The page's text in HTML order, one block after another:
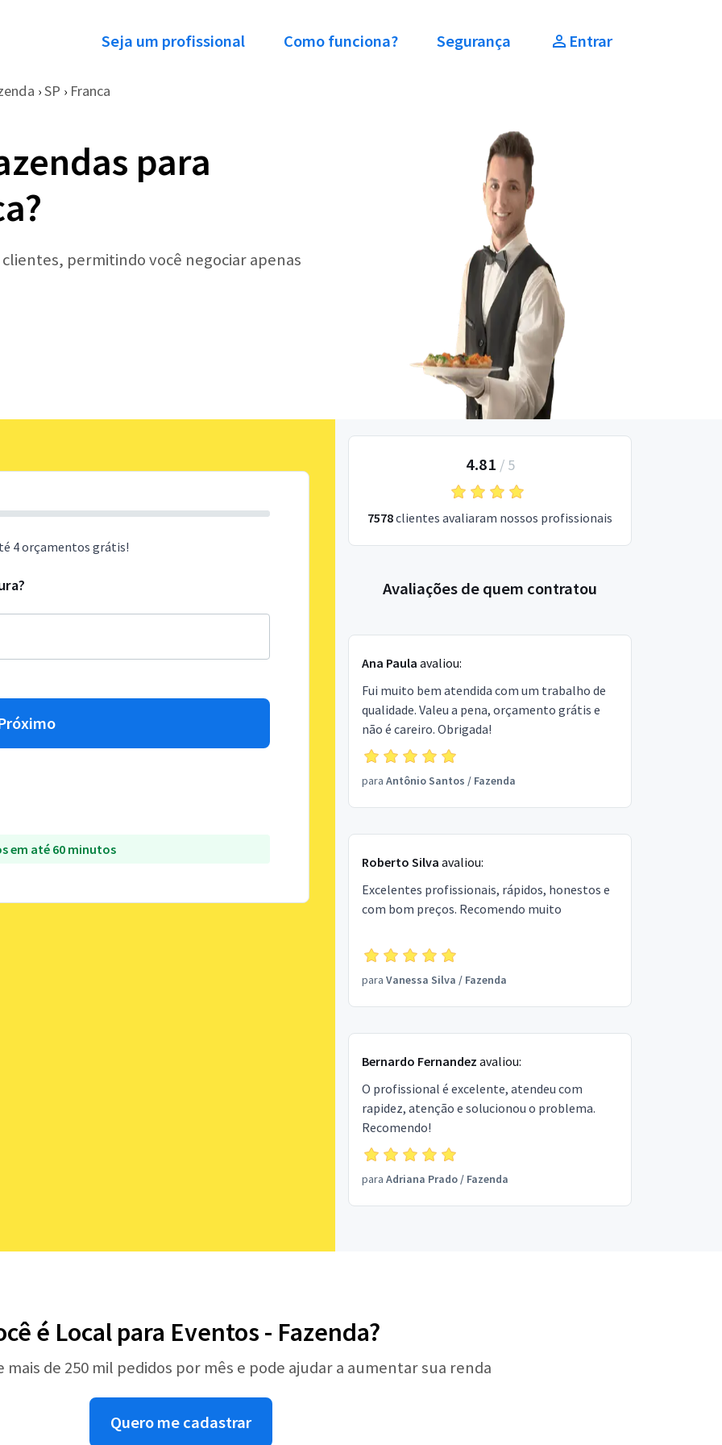
Seja um profissional Como funciona? Segurança Entrar
› SP › Franca
para
permitindo você negociar apenas
4 orçamentos grátis!
em até 60 minutos
4.81 / 5
7578clientes avaliaram nossos profissionais
Avaliações de quem contratou
Ana Paula avaliou:
Fui muito bem atendida com um trabalho de
qualidade. Valeu a pena, orçamento grátis e
não é careiro. Obrigada!
para Antônio Santos / Fazenda
Roberto Silva avaliou:
Excelentes profissionais, rápidos, honestos e
com bom preços. Recomendo muito
para Vanessa Silva / Fazenda
Bernardo Fernandez avaliou:
O profissional é excelente, atendeu com
rapidez, atenção e solucionou o problema.
Recomendo!
para Adriana Prado/ Fazenda
é Local para Eventos - Fazenda?
mais de 250 mil pedidos por mês e pode ajudar a aumentar sua renda
Quero me cadastrar